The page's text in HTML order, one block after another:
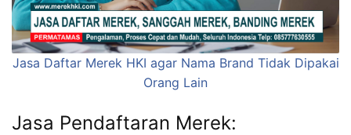
Jasa Daftar Merek HKI agar Nama Brand Tidak Dipakai
Orang Lain
Jasa Pendaftaran Merek: